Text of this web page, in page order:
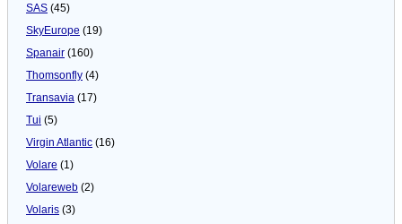
SAS (45)
SkyEurope (19)
Spanair (160)
Thomsonfly (4)
Transavia (17)
Tui (5)
Virgin Atlantic (16)
Volare (1)
Volareweb (2)
Volaris (3)